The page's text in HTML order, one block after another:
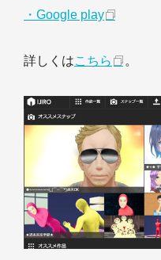
・Google play
詳しくはこちら 。